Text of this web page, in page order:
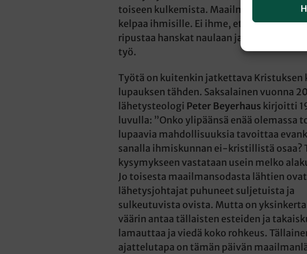
toiseen kulkemista. Maailman paras
kelpaa ihmisille. Ei ihme, että välillä
ripustaa hanskat naulaan ja lopettaa
työ.
Työtä on kuitenkin jatkettava Kristuksen
lupauksen tähden. Saksalainen vuonna
lähetysteologi Peter Beyerhaus kirjoitti
luvulla: ”Onko ylipäänsä enää olemassa
lupaavia mahdollisuuksia tavoittaa
sanalla ihmiskunnan ei-kristillistä osaa?
kysymykseen vastataan usein melko
Jo toisesta maailmansodasta lähtien ovat
lähetysjohtajat puhuneet suljetuista ja
sulkeutuvista ovista. Mutta on
väärin antaa tällaisten esteiden ja
lamauttaa ja viedä koko rohkeus.
ajattelutapa on tämän päivän